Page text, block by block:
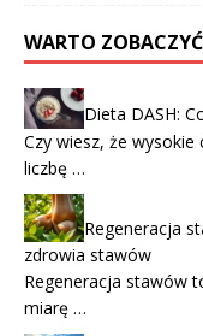
WARTO ZOBACZYĆ
Dieta DASH:
Czy wiesz, że
liczbę …
Regeneracja
zdrowia stawów
Regeneracja stawów
miarę …